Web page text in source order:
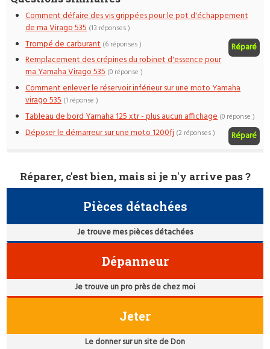
Comment défaire des vis grippées pour le pot d'échappement
de ma Virago 535 (13 réponses )
Trompé de carburant Réparé
(6 réponses )
Remplacement des crépines du robinet d'essence pour
ma Yamaha Virago 535 (0 réponse )
Comment enlever le réservoir inférieur sur une moto Yamaha
virago 535 (1 réponse )
Tableau de bord Yamaha 125 xtr - plus aucun affichage (0 réponse )
Déposer le démarreur sur une moto 1200fj Réparé
(2 réponses )
Réparer, c'est bien, mais si je n'y arrive pas ?
Pièces détachées
Je trouve mes pièces détachées
Dépanneur
Je trouve un pro près de chez moi
Jeter
Le donner sur un site de Don